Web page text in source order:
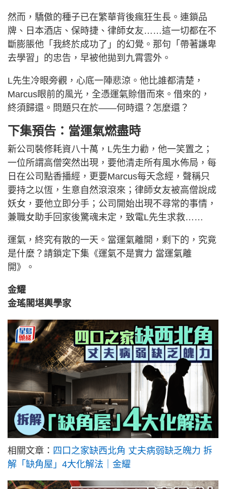
然而，驕傲的種子已在繁華背後瘋狂生長。連鎖品
牌、日本酒店、保時捷、律師女友……這一切都在不
斷膨脹他「我終於成功了」的幻覺。那句「帶著謙卑
去學習」的忠告，早被他拋到九霄雲外。
L先生冷眼旁觀，心底一陣悲涼。他比誰都清楚，
Marcus眼前的風光，全憑運氣賒借而來。借來的，
終須歸還。問題只在於——何時還？怎麼還？
下集預告：當運氣燃盡時
新公司裝修耗資八十萬，L先生力勸，他一笑置之；
一位所謂高僧突然出現，要他清走所有風水佈局，每
日在公司點香播經，更要Marcus每天念經，聲稱只
要持之以恆，生意自然滾滾來；律師女友被高僧說成
妖女，要他立即分手；公司開始出現不尋常的事情，
兼職女助手回家後驚魂未定，致電L先生求救……
運氣，終究有散的一天。當運氣離開，剩下的，究竟
是什麼？請鎖定下集《運氣不是實力 當運氣離
開》。
金耀
金瑤閣堪輿學家
相關文章： 四口之家缺西北角 丈夫病弱缺乏魄力 拆
解「缺角屋」4大化解法｜金耀